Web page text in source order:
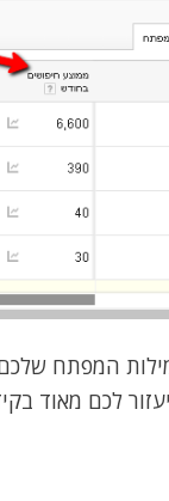
המפתח
לכם מאוד